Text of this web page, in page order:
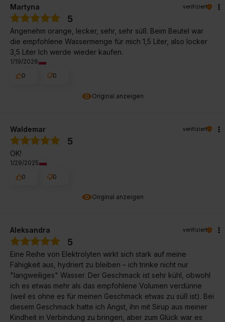
Original anzeigen
Martyna verifiziert
5
Angenehm orange, lecker, sehr, sehr süß. Beim Beutel war
die empfohlene Wassermenge für mich 1,5 Liter, also locker
3,5 Liter Ich werde wieder kaufen.
1/19/2026
0
0
Original anzeigen
Waldemar verifiziert
5
OK!
1/29/2025
0
0
Aleksandra verifiziert
5
Eine Reihe von Elektrolyten wirkt sich stark auf meine
Fähigkeit aus, hydriert zu bleiben – ich trinke nicht nur
"langweiliges" Wasser. Der Geschmack ist sehr kühl, obwohl
ich es etwas mehr als das empfohlene Volumen verdünne
(weil es ohne es für meinen Geschmack etwas zu süß ist). Bei
diesem Geschmack hatte ich Angst, ihn mit Sirup aus meiner
Kindheit in Verbindung zu bringen, aber zum Glück war es